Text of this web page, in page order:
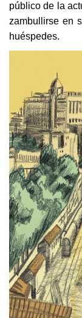
público de la
zambullirse en
huéspedes.